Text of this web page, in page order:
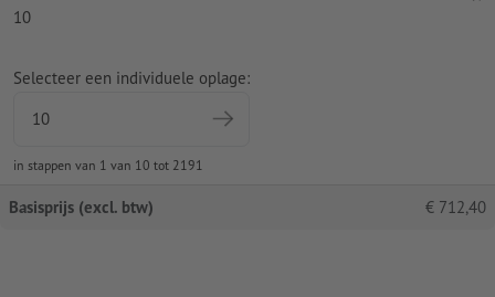
10
Selecteer een individuele oplage:
in stappen van 1 van 10 tot 2191
Basisprijs (excl. btw) € 712,40